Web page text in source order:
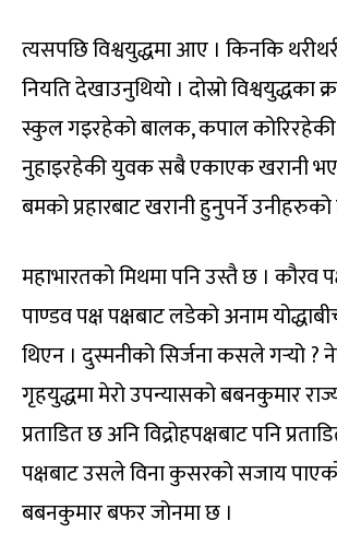
त्यसपछि विश्वयुद्धमा आए । किनकि
नियति देखाउनुथियो । दोस्रो विश्वयुद्धका
स्कुल गइरहेको बालक, कपाल कोरिरहेकी
नुहाइरहेकी युवक सबै एकाएक खरानी
बमको प्रहारबाट खरानी हुनुपर्ने
महाभारतको मिथमा पनि उस्तै छ । कौरव
पाण्डव पक्ष पक्षबाट लडेको अनाम
थिएन । दुस्मनीको सिर्जना कसले गर्‍यो ?
गृहयुद्धमा मेरो उपन्यासको बबनकुमार
प्रताडित छ अनि विद्रोहपक्षबाट पनि
पक्षबाट उसले विना कुसरको सजाय
बबनकुमार बफर जोनमा छ ।